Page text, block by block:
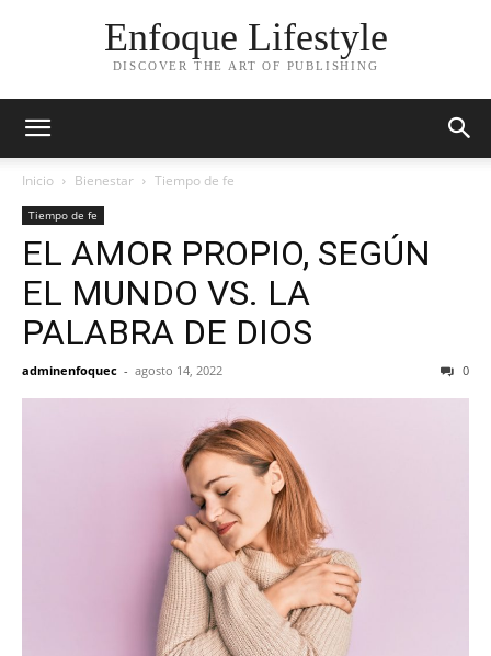
Enfoque Lifestyle
DISCOVER THE ART OF PUBLISHING
Inicio Bienestar Tiempo de fe
Tiempo de fe
EL AMOR PROPIO, SEGÚN
EL MUNDO VS. LA
PALABRA DE DIOS
adminenfoquec - agosto 14, 2022 0